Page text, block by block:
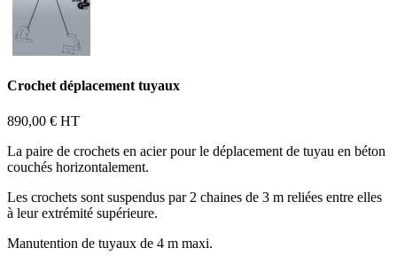
Crochet déplacement tuyaux
890,00 € HT
La paire de crochets en acier pour le déplacement de tuyau en béton
couchés horizontalement.
Les crochets sont suspendus par 2 chaines de 3 m reliées entre elles
à leur extrémité supérieure.
Manutention de tuyaux de 4 m maxi.